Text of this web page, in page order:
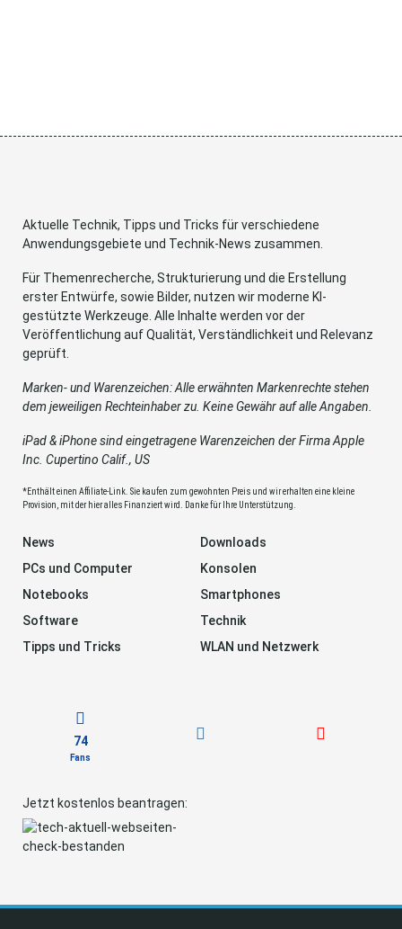
Aktuelle Technik, Tipps und Tricks für verschiedene
Anwendungsgebiete und Technik-News zusammen.
Für Themenrecherche, Strukturierung und die Erstellung
erster Entwürfe, sowie Bilder, nutzen wir moderne KI-
gestützte Werkzeuge. Alle Inhalte werden vor der
Veröffentlichung auf Qualität, Verständlichkeit und Relevanz
geprüft.
Marken- und Warenzeichen: Alle erwähnten Markenrechte stehen
dem jeweiligen Rechteinhaber zu. Keine Gewähr auf alle Angaben.
iPad & iPhone sind eingetragene Warenzeichen der Firma Apple
Inc. Cupertino Calif., US
*Enthält einen Affiliate-Link. Sie kaufen zum gewohnten Preis und wir erhalten eine kleine
Provision, mit der hier alles Finanziert wird. Danke für Ihre Unterstützung.
News
Downloads
PCs und Computer
Konsolen
Notebooks
Smartphones
Software
Technik
Tipps und Tricks
WLAN und Netzwerk
74
Fans
Jetzt kostenlos beantragen: